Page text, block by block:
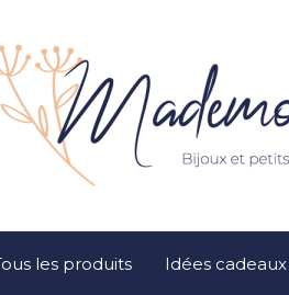
les produits Idées cadeaux